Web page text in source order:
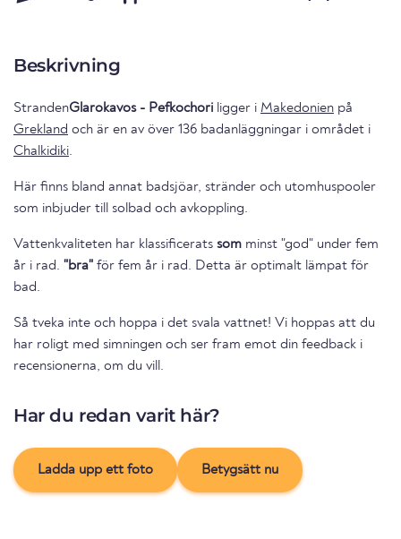
Beskrivning
StrandenGlarokavos - Pefkochori ligger i Makedonien på
Grekland och är en av över 136 badanläggningar i området i
Chalkidiki.
Här finns bland annat badsjöar, stränder och utomhuspooler
som inbjuder till solbad och avkoppling.
Vattenkvaliteten har klassificerats som minst "god" under fem
år i rad. "bra" för fem år i rad. Detta är optimalt lämpat för
bad.
Så tveka inte och hoppa i det svala vattnet! Vi hoppas att du
har roligt med simningen och ser fram emot din feedback i
recensionerna, om du vill.
Har du redan varit här?
Ladda upp ett foto Betygsätt nu